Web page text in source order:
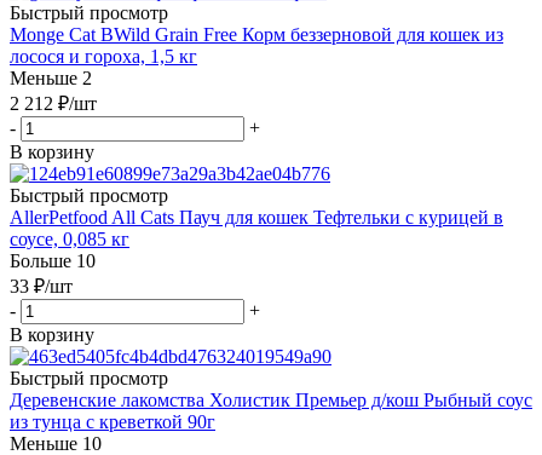
Быстрый просмотр
Monge Cat BWild Grain Free Корм беззерновой для кошек из
лосося и гороха, 1,5 кг
Меньше 2
2 212 ₽/шт
-
+
В корзину
Быстрый просмотр
AllerPetfood All Cats Пауч для кошек Тефтельки с курицей в
соусе, 0,085 кг
Больше 10
33 ₽/шт
-
+
В корзину
Быстрый просмотр
Деревенские лакомства Холистик Премьер д/кош Рыбный соус
из тунца с креветкой 90г
Меньше 10